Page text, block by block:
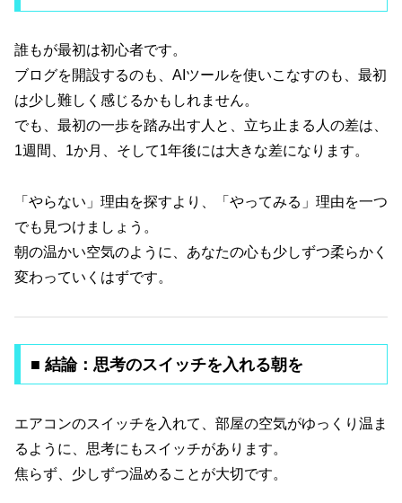
誰もが最初は初心者です。
ブログを開設するのも、AIツールを使いこなすのも、最初
は少し難しく感じるかもしれません。
でも、最初の一歩を踏み出す人と、立ち止まる人の差は、
1週間、1か月、そして1年後には大きな差になります。
「やらない」理由を探すより、「やってみる」理由を一つ
でも見つけましょう。
朝の温かい空気のように、あなたの心も少しずつ柔らかく
変わっていくはずです。
■ 結論：思考のスイッチを入れる朝を
エアコンのスイッチを入れて、部屋の空気がゆっくり温ま
るように、思考にもスイッチがあります。
焦らず、少しずつ温めることが大切です。